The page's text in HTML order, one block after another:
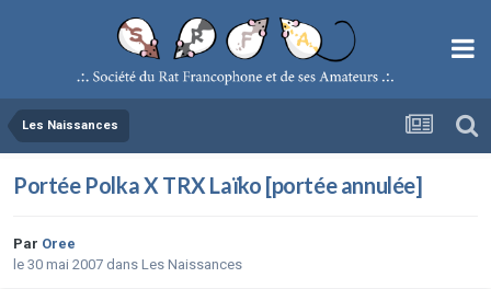
Les Naissances
Portée Polka X TRX Laïko [portée annulée]
Par Oree
le 30 mai 2007 dans Les Naissances